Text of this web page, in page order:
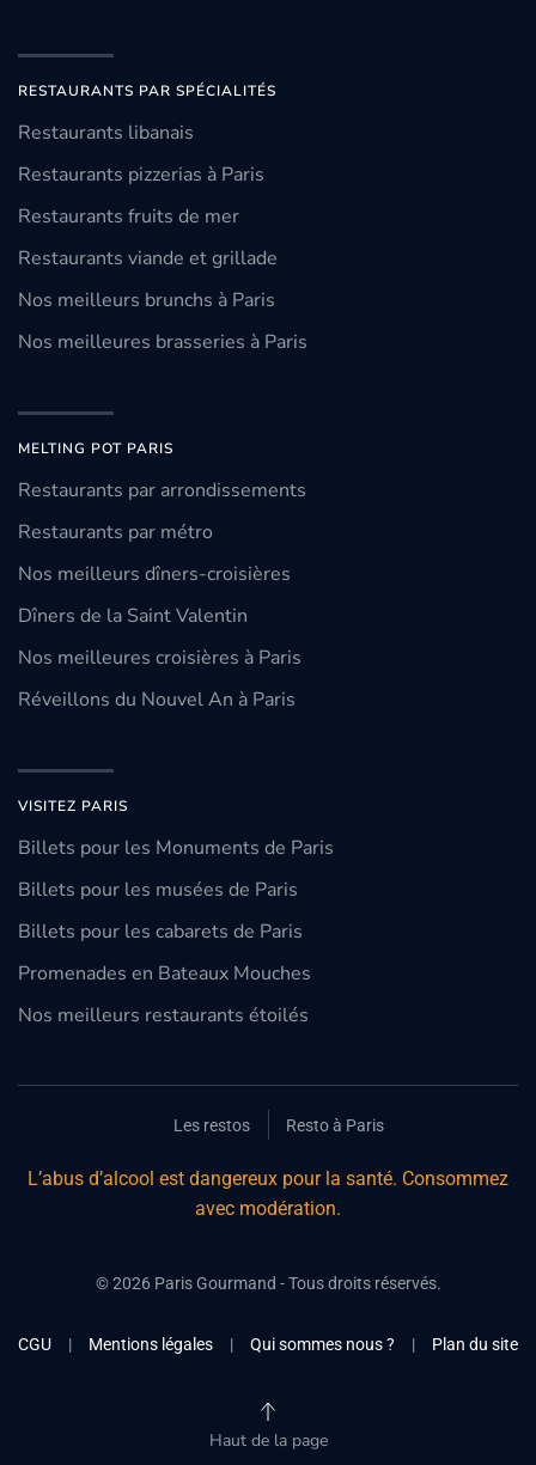
RESTAURANTS PAR SPÉCIALITÉS
Restaurants libanais
Restaurants pizzerias à Paris
Restaurants fruits de mer
Restaurants viande et grillade
Nos meilleurs brunchs à Paris
Nos meilleures brasseries à Paris
MELTING POT PARIS
Restaurants par arrondissements
Restaurants par métro
Nos meilleurs dîners-croisières
Dîners de la Saint Valentin
Nos meilleures croisières à Paris
Réveillons du Nouvel An à Paris
VISITEZ PARIS
Billets pour les Monuments de Paris
Billets pour les musées de Paris
Billets pour les cabarets de Paris
Promenades en Bateaux Mouches
Nos meilleurs restaurants étoilés
Les restos Resto à Paris
L’abus d’alcool est dangereux pour la santé. Consommez
avec modération.
©2026Paris Gourmand - Tous droits réservés.
CGU | Mentions légales | Qui sommes nous ? | Plan du site
Haut de la page